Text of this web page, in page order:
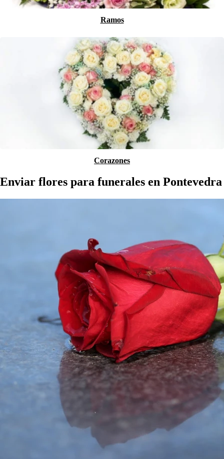
Ramos
Corazones
Enviar flores para funerales en Pontevedra